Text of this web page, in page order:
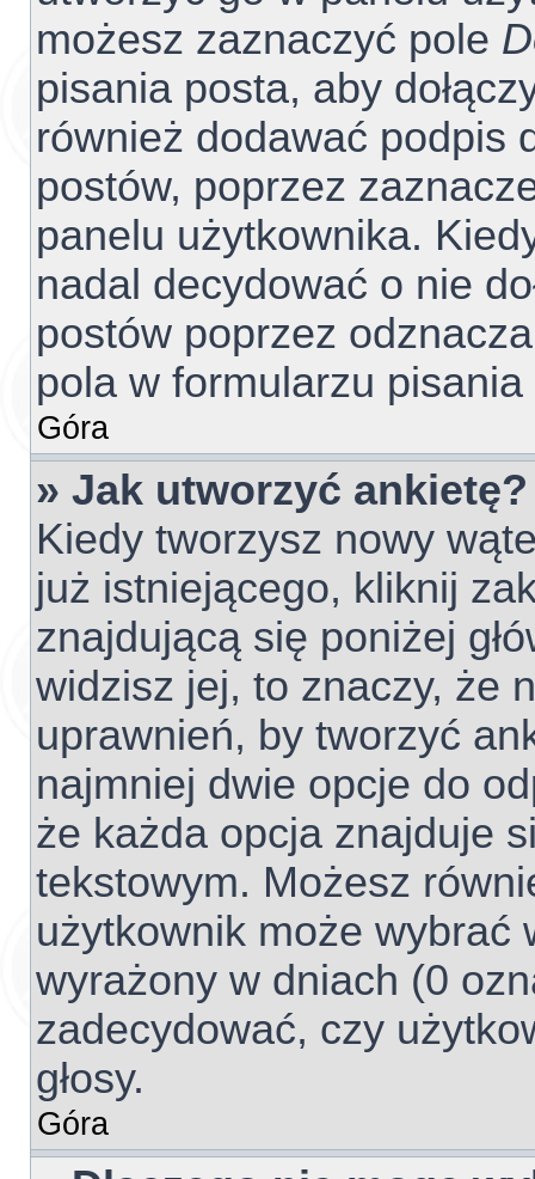
możesz zaznaczyć pole
pisania posta, aby
również dodawać podpis
postów, poprzez
panelu użytkownika.
nadal decydować o nie
postów poprzez
pola w formularzu
Góra
» Jak utworzyć ankietę?
Kiedy tworzysz nowy
już istniejącego, kliknij
znajdującą się poniżej
widzisz jej, to znaczy, że
uprawnień, by tworzyć
najmniej dwie opcje do
że każda opcja znajduje
tekstowym. Możesz
użytkownik może wybrać
wyrażony w dniach (0
zadecydować, czy
głosy.
Góra